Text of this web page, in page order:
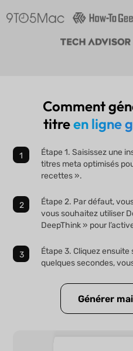
Comment
titreen ligne
Étape 1. Saisissez une
titres meta optimisés
recettes ».
Étape 2. Par défaut,
vous souhaitez utiliser
DeepThink » pour
Étape 3. Cliquez
quelques secondes,
Générer